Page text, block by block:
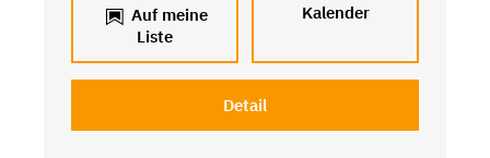
Auf meine
Liste
Kalender
Detail